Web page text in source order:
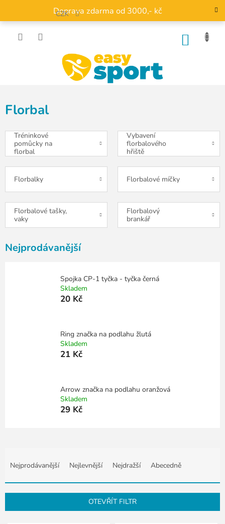
obsah
Doprava zdarma od 3000,- kč
CZK
Florbal
Tréninkové
pomůcky na
florbal
Vybavení
florbalového
hřiště
Florbalky Florbalové míčky
Florbalové tašky,
vaky
Florbalový
brankář
Nejprodávanější
Spojka CP-1 tyčka - tyčka černá
Skladem
20 Kč
Ring značka na podlahu žlutá
Skladem
21 Kč
Arrow značka na podlahu oranžová
Skladem
29 Kč
e
n
í
Nejprodávanější Nejlevnější Nejdražší Abecedně
OTEVŘÍT FILTR